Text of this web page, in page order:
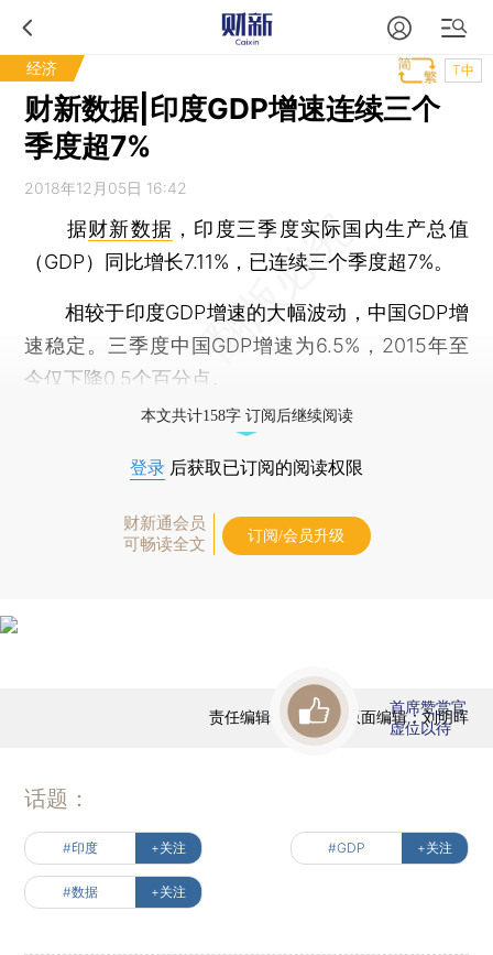
经济 T中
财新数据|印度GDP增速连续三个
季度超7%
2018年12月05日 16:42
据财新数据 ，印度三季度实际国内生产总值
（GDP）同比增长7.11%，已连续三个季度超7%。
相较于印度GDP增速的大幅波动，中国GDP增
速稳定。三季度中国GDP增速为6.5%，2015年至
今仅下降0.5个百分点。
本文共计158字 订阅后继续阅读
登录 后获取已订阅的阅读权限
财新通会员
可畅读全文
订阅/会员升级
责任编辑：田铁军 | 版面编辑：刘明晖
首席赞赏官
虚位以待
话题：
#印度 +关注 #GDP +关注
#数据 +关注